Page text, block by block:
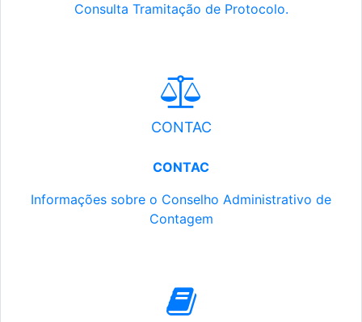
Consulta Tramitação de Protocolo.
CONTAC
CONTAC
Informações sobre o Conselho Administrativo de
Contagem